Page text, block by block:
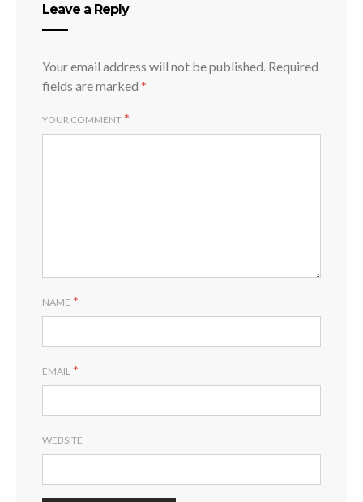
Leave a Reply
Your email address will not be published. Required
fields are marked *
YOUR COMMENT *
NAME *
EMAIL *
WEBSITE